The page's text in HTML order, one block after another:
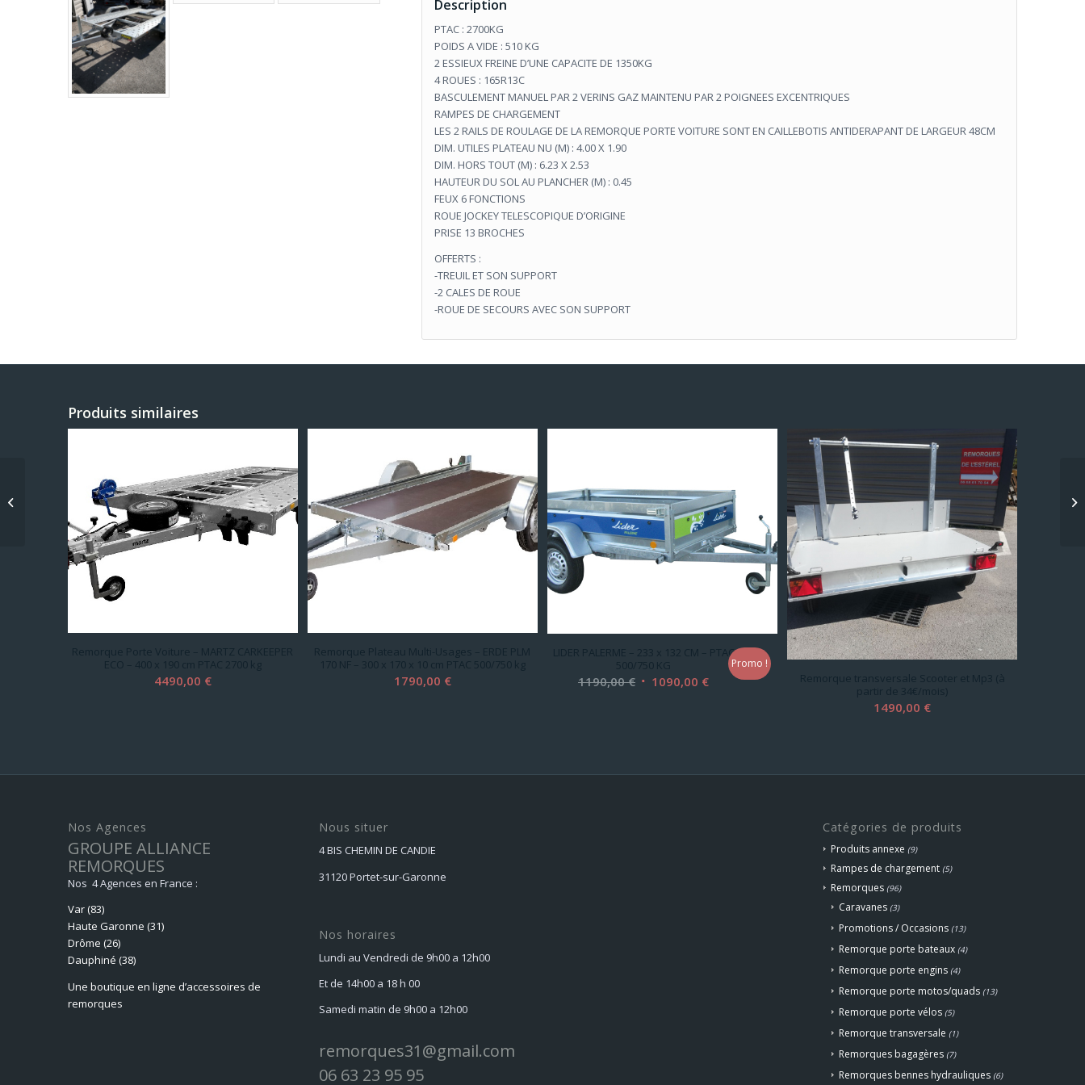
Description
PTAC : 2700KG
POIDS A VIDE : 510 KG
2 ESSIEUX FREINE D’UNE CAPACITE DE 1350KG
4 ROUES : 165R13C
BASCULEMENT MANUEL PAR 2 VERINS GAZ MAINTENU PAR 2 POIGNEES EXCENTRIQUES
RAMPES DE CHARGEMENT
LES 2 RAILS DE ROULAGE DE LA REMORQUE PORTE VOITURE SONT EN CAILLEBOTIS ANTIDERAPANT DE LARGEUR 48CM
DIM. UTILES PLATEAU NU (M) : 4.00 X 1.90
DIM. HORS TOUT (M) : 6.23 X 2.53
HAUTEUR DU SOL AU PLANCHER (M) : 0.45
FEUX 6 FONCTIONS
ROUE JOCKEY TELESCOPIQUE D’ORIGINE
PRISE 13 BROCHES
OFFERTS :
-TREUIL ET SON SUPPORT
-2 CALES DE ROUE
-ROUE DE SECOURS AVEC SON SUPPORT
Produits similaires
Remorque Porte Voiture – MARTZ CARKEEPER
ECO – 400 x 190 cm PTAC 2700 kg
4490,00 €
Remorque Plateau Multi-Usages – ERDE PLM
170 NF – 300 x 170 x 10 cm PTAC 500/750 kg
1790,00 €
LIDER PALERME – 233 x 132 CM – PTAC
500/750 KG
1190,00€ Le 1090,00 €Le
Promo !
Remorque transversale Scooter et Mp3 (à
partir de 34€/mois)
1490,00 €
Nos Agences
GROUPE ALLIANCE
REMORQUES
Nos 4 Agences en France :
Var (83)
Haute Garonne (31)
Drôme (26)
Dauphiné (38)
Une boutique en ligne d’accessoires de
remorques
Nous situer
4 BIS CHEMIN DE CANDIE
31120 Portet-sur-Garonne
Nos horaires
Lundi au Vendredi de 9h00 a 12h00
Et de 14h00 a 18 h 00
Samedi matin de 9h00 a 12h00
remorques31@gmail.com
06 63 23 95 95
Catégories de produits
Produits annexe (9)
Rampes de chargement (5)
Remorques (96)
Caravanes (3)
Promotions / Occasions (13)
Remorque porte bateaux (4)
Remorque porte engins (4)
Remorque porte motos/quads (13)
Remorque porte vélos (5)
Remorque transversale (1)
Remorques bagagères (7)
Remorques bennes hydrauliques (6)
Remorque Porte
Voiture – LIDER 39770 –
360 x 185 cm PTAC 1600